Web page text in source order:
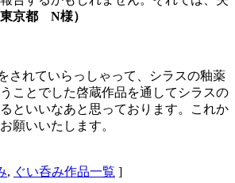
東京都 N様）
されていらっしゃって、シラスの釉薬
ことでした啓蔵作品を通してシラスの
といいなあと思っております。これか
願いいたします。
, ぐい呑み作品一覧 ]